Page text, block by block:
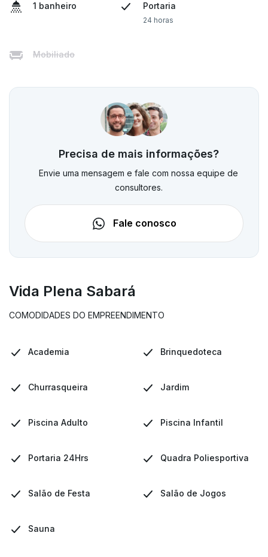
1 banheiro Portaria
24 horas
Mobiliado
Precisa de mais informações?
Envie uma mensagem e fale com nossa equipe de
consultores.
Fale conosco
Vida Plena Sabará
COMODIDADES DO EMPREENDIMENTO
Academia Brinquedoteca
Churrasqueira Jardim
Piscina Adulto Piscina Infantil
Portaria 24Hrs Quadra Poliesportiva
Salão de Festa Salão de Jogos
Sauna